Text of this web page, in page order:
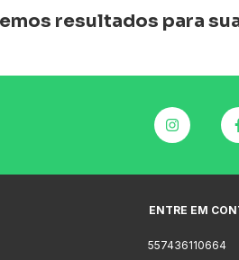
resultados para
ENTRE EM
557436110664